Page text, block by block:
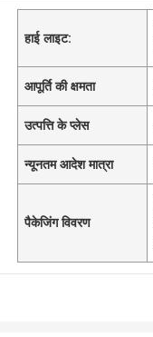
हाई लाइट:
आपूर्ति की क्षमता
उत्पत्ति के प्लेस
न्यूनतम आदेश मात्रा
पैकेजिंग विवरण